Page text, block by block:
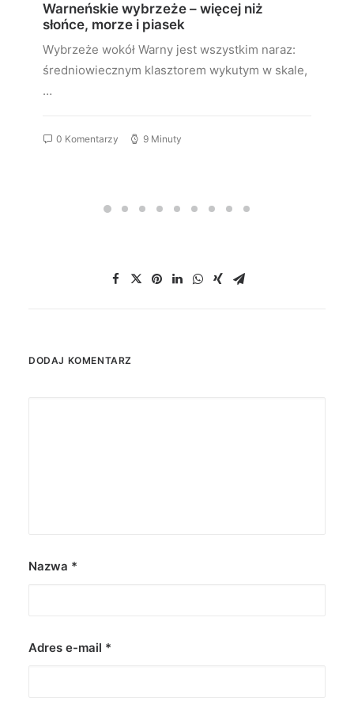
Warneńskie wybrzeże – więcej niż
słońce, morze i piasek
Wybrzeże wokół Warny jest wszystkim naraz:
średniowiecznym klasztorem wykutym w skale,
…
0 Komentarzy 9 Minuty
DODAJ KOMENTARZ
Nazwa *
Adres e-mail *